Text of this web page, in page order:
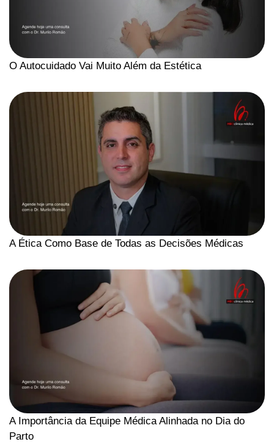
O Autocuidado Vai Muito Além da Estética
A Ética Como Base de Todas as Decisões Médicas
A Importância da Equipe Médica Alinhada no Dia do
Parto